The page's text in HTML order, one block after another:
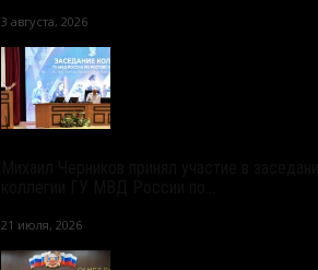
3 августа, 2026
21 июля, 2026